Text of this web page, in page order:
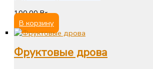
100,00Br
В корзину
Фруктовые дрова